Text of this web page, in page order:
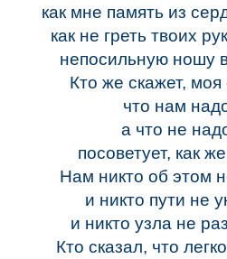
как мне память из
как не греть твоих
непосильную ношу
Кто же скажет, моя
что нам
а что не
посоветует, как
Нам никто об этом
и никто пути не
и никто узла не
Кто сказал, что